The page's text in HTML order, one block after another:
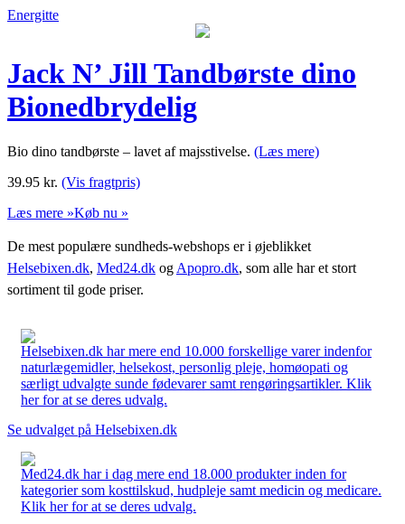
Energitte
Jack N’ Jill Tandbørste dino
Bionedbrydelig
Bio dino tandbørste – lavet af majsstivelse. (Læs mere)
39.95 kr. (Vis fragtpris)
Læs mere »Køb nu »
De mest populære sundheds-webshops er i øjeblikket
Helsebixen.dk, Med24.dk og Apopro.dk, som alle har et stort
sortiment til gode priser.
Helsebixen.dk har mere end 10.000 forskellige varer indenfor
naturlægemidler, helsekost, personlig pleje, homøopati og
særligt udvalgte sunde fødevarer samt rengøringsartikler. Klik
her for at se deres udvalg.
Se udvalget på Helsebixen.dk
Med24.dk har i dag mere end 18.000 produkter inden for
kategorier som kosttilskud, hudpleje samt medicin og medicare.
Klik her for at se deres udvalg.